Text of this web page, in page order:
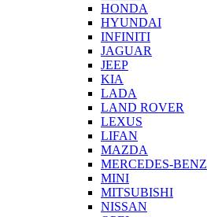
HONDA
HYUNDAI
INFINITI
JAGUAR
JEEP
KIA
LADA
LAND ROVER
LEXUS
LIFAN
MAZDA
MERCEDES-BENZ
MINI
MITSUBISHI
NISSAN